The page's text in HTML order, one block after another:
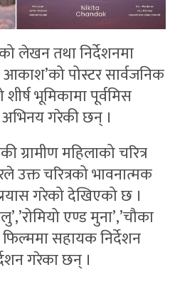
लेखन तथा निर्देशनमा
पोस्टर सार्वजनिक
भूमिकामा पूर्वमिस
गरेकी छन् ।
ग्रामीण महिलाको चरित्र
उक्त चरित्रको भावनात्मक
गरेको देखिएको छ ।
एण्ड मुना’,’चौका
सहायक निर्देशन
गरेका छन् ।